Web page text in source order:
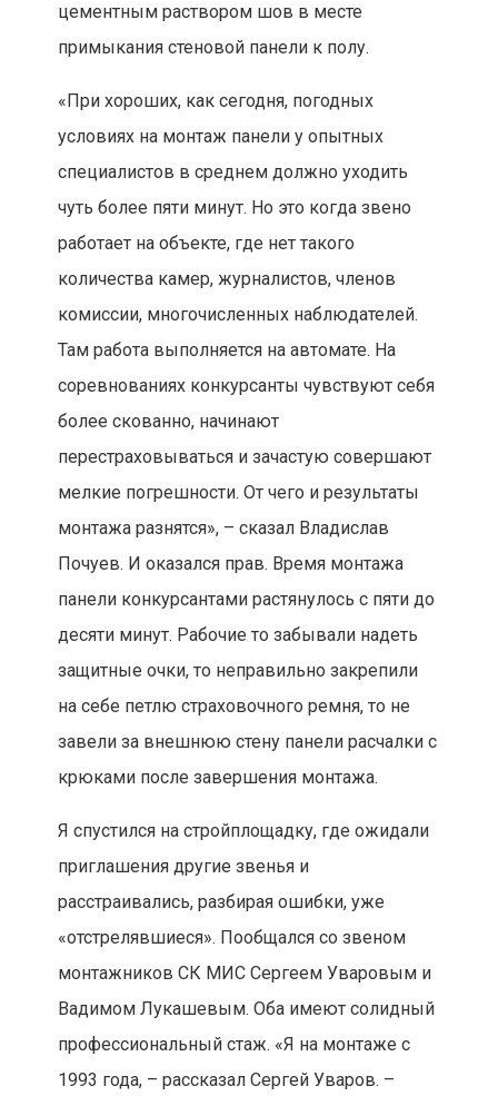
цементным раствором шов в месте
примыкания стеновой панели к полу.
«При хороших, как сегодня, погодных
условиях на монтаж панели у опытных
специалистов в среднем должно уходить
чуть более пяти минут. Но это когда звено
работает на объекте, где нет такого
количества камер, журналистов, членов
комиссии, многочисленных наблюдателей.
Там работа выполняется на автомате. На
соревнованиях конкурсанты чувствуют себя
более скованно, начинают
перестраховываться и зачастую совершают
мелкие погрешности. От чего и результаты
монтажа разнятся», – сказал Владислав
Почуев. И оказался прав. Время монтажа
панели конкурсантами растянулось с пяти до
десяти минут. Рабочие то забывали надеть
защитные очки, то неправильно закрепили
на себе петлю страховочного ремня, то не
завели за внешнюю стену панели расчалки с
крюками после завершения монтажа.
Я спустился на стройплощадку, где ожидали
приглашения другие звенья и
расстраивались, разбирая ошибки, уже
«отстрелявшиеся». Пообщался со звеном
монтажников СК МИС Сергеем Уваровым и
Вадимом Лукашевым. Оба имеют солидный
профессиональный стаж. «Я на монтаже с
1993 года, – рассказал Сергей Уваров. –